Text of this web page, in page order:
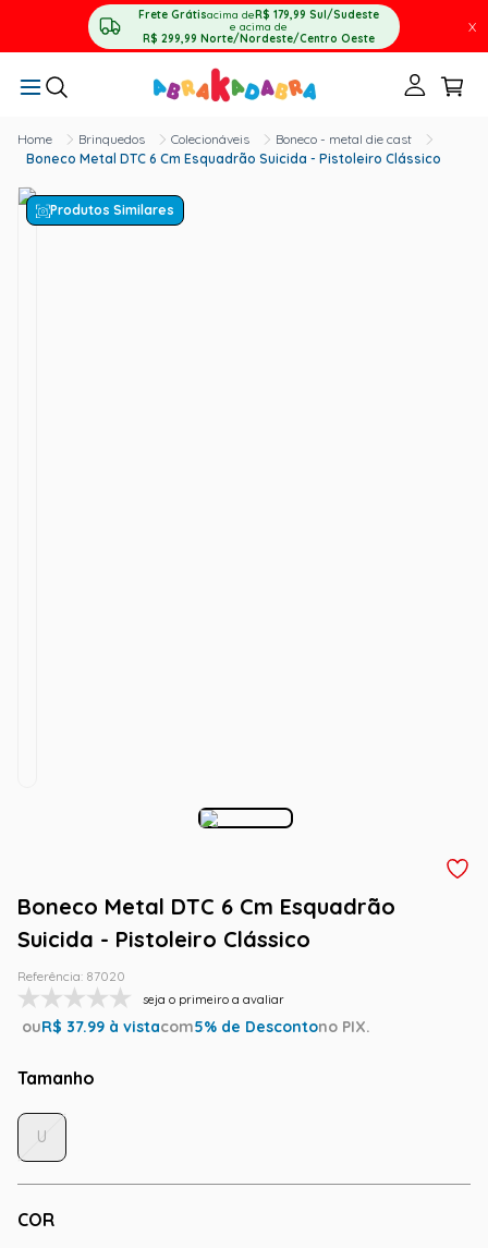
Frete Grátisacima deR$ 179,99 Sul/Sudeste
e acima de
R$ 299,99 Norte/Nordeste/Centro Oeste
X
Brinquedos Colecionáveis
Boneco - metal die cast
Boneco Metal DTC 6 Cm Esquadrão Suicida - Pistoleiro Clássico
Produtos Similares
Boneco Metal DTC 6 Cm Esquadrão
Suicida - Pistoleiro Clássico
Referência: 87020
seja o primeiro a avaliar
ouR$ 37.99 à vistacom5% de Descontono PIX.
Tamanho
COR
U